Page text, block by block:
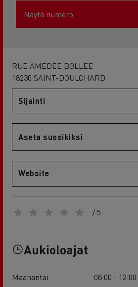
Näytä numero
RUE AMEDEE BOLLEE
18230 SAINT-DOULCHARD
Sijainti
Aseta suosikiksi
Website
/ 5
Aukioloajat
Maanantai
08:00 -